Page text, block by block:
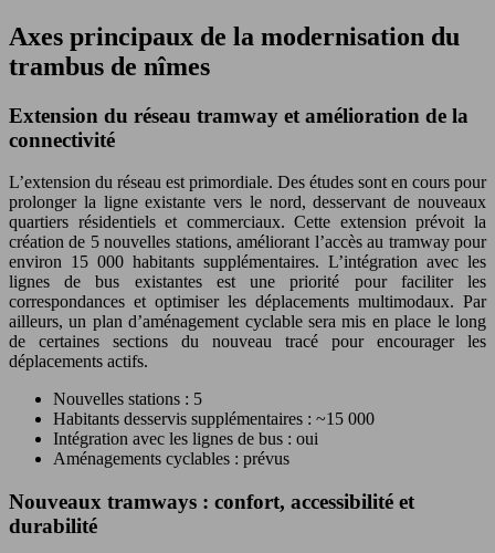
Axes principaux de la modernisation du
trambus de nîmes
Extension du réseau tramway et amélioration de la
connectivité
L’extension du réseau est primordiale. Des études sont en cours pour
prolonger la ligne existante vers le nord, desservant de nouveaux
quartiers résidentiels et commerciaux. Cette extension prévoit la
création de 5 nouvelles stations, améliorant l’accès au tramway pour
environ 15 000 habitants supplémentaires. L’intégration avec les
lignes de bus existantes est une priorité pour faciliter les
correspondances et optimiser les déplacements multimodaux. Par
ailleurs, un plan d’aménagement cyclable sera mis en place le long
de certaines sections du nouveau tracé pour encourager les
déplacements actifs.
Nouvelles stations : 5
Habitants desservis supplémentaires : ~15 000
Intégration avec les lignes de bus : oui
Aménagements cyclables : prévus
Nouveaux tramways : confort, accessibilité et
durabilité